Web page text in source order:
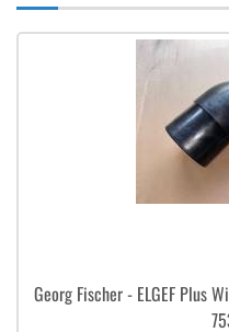
Georg Fischer - ELGEF Plus